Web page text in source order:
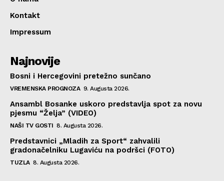
Kontakt
Impressum
Najnovije
Bosni i Hercegovini pretežno sunčano
VREMENSKA PROGNOZA 9. Augusta 2026.
Ansambl Bosanke uskoro predstavlja spot za novu
pjesmu “Želja” (VIDEO)
NAŠI TV GOSTI 8. Augusta 2026.
Predstavnici „Mladih za Sport“ zahvalili
gradonačelniku Lugaviću na podršci (FOTO)
TUZLA 8. Augusta 2026.